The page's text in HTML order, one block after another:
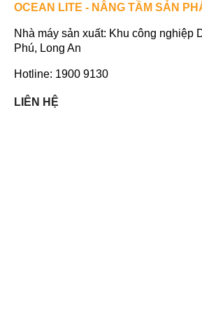
OCEAN LITE - NÂNG TẦM SẢN
Nhà máy sản xuất: Khu công nghiệp
Phú, Long An
Hotline: 1900 9130
LIÊN HỆ